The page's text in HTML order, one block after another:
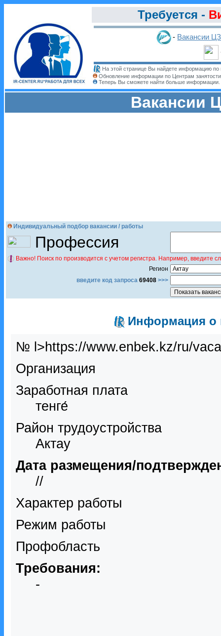
Требуется -
- Вакансии
На этой странице Вы найдете информацию по
Обновление информации по Центрам
Теперь Вы сможете найти больше информации.
Вакансии
Индивидуальный подбор вакансии / работы
Профессия
Важно! Поиск по производится с учетом регистра. Например,
Регион
введите код запроса 69408 >>>
Информация о
№ l>https://www.enbek.kz/ru/
Организация
Заработная плата
тенге́
Район трудоустройства
Актау
Дата размещения/
//
Характер работы
Режим работы
Профобласть
Требования:
-